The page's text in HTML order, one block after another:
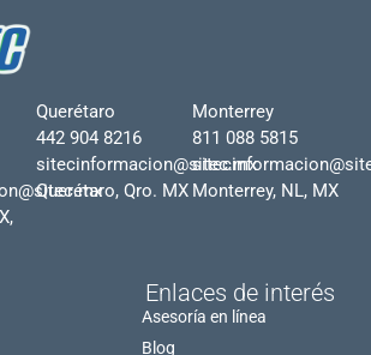
Querétaro
442 904 8216
sitecinformacion@sitec.mx
Querétaro, Qro. MX
Monterrey
811 088 5815
Monterrey, NL, MX
Enlaces de interés
Asesoría en línea
Blog